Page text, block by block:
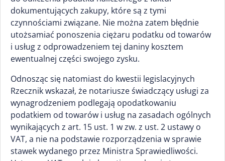
dokumentujących zakupy, które są z tymi
czynnościami związane. Nie można zatem błędnie
utożsamiać ponoszenia ciężaru podatku od towarów
i usług z odprowadzeniem tej daniny kosztem
ewentualnej części swojego zysku.
Odnosząc się natomiast do kwestii legislacyjnych
Rzecznik wskazał, że notariusze świadczący usługi za
wynagrodzeniem podlegają opodatkowaniu
podatkiem od towarów i usług na zasadach ogólnych
wynikających z art. 15 ust. 1 w zw. z ust. 2 ustawy o
VAT, a nie na podstawie rozporządzenia w sprawie
stawek wydanego przez Ministra Sprawiedliwości.